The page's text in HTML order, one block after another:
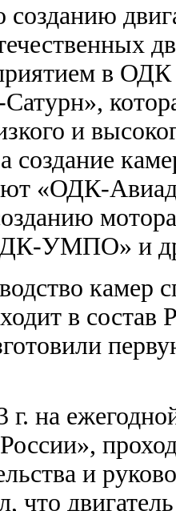
созданию
в ОДК
и
создание
«ОДК-
УМПО» и
камер
в
г. на
и
что